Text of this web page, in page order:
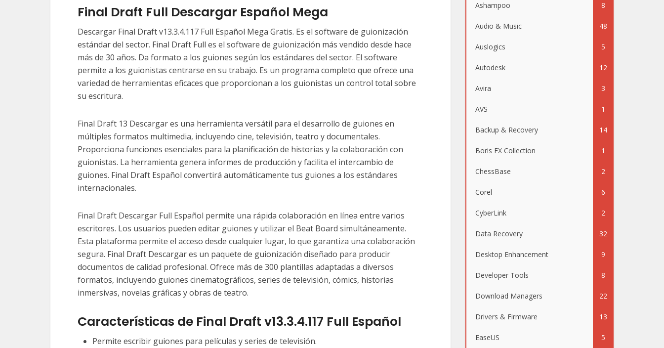
Final Draft Full Descargar Español Mega
Descargar Final Draft v13.3.4.117 Full Español Mega Gratis. Es el software de guionización
estándar del sector. Final Draft Full es el software de guionización más vendido desde hace
más de 30 años. Da formato a los guiones según los estándares del sector. El software
permite a los guionistas centrarse en su trabajo. Es un programa completo que ofrece una
variedad de herramientas eficaces que proporcionan a los guionistas un control total sobre
su escritura.
Final Draft 13 Descargar es una herramienta versátil para el desarrollo de guiones en
múltiples formatos multimedia, incluyendo cine, televisión, teatro y documentales.
Proporciona funciones esenciales para la planificación de historias y la colaboración con
guionistas. La herramienta genera informes de producción y facilita el intercambio de
guiones. Final Draft Español convertirá automáticamente tus guiones a los estándares
internacionales.
Final Draft Descargar Full Español permite una rápida colaboración en línea entre varios
escritores. Los usuarios pueden editar guiones y utilizar el Beat Board simultáneamente.
Esta plataforma permite el acceso desde cualquier lugar, lo que garantiza una colaboración
segura. Final Draft Descargar es un paquete de guionización diseñado para producir
documentos de calidad profesional. Ofrece más de 300 plantillas adaptadas a diversos
formatos, incluyendo guiones cinematográficos, series de televisión, cómics, historias
inmersivas, novelas gráficas y obras de teatro.
Características de Final Draft v13.3.4.117 Full Español
Permite escribir guiones para películas y series de televisión.
Ashampoo 8
Audio & Music 48
Auslogics 5
Autodesk 12
Avira 3
AVS 1
Backup & Recovery 14
Boris FX Collection 1
ChessBase 2
Corel 6
CyberLink 2
Data Recovery 32
Desktop Enhancement 9
Developer Tools 8
Download Managers 22
Drivers & Firmware 13
EaseUS 5